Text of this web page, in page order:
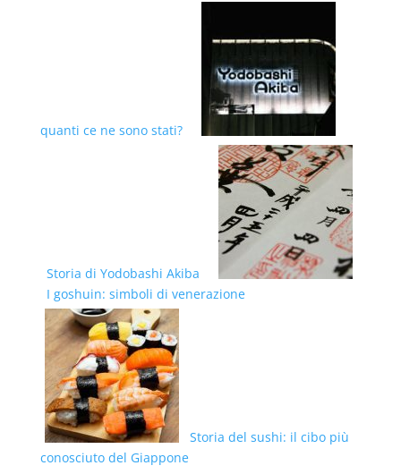
quanti ce ne sono stati?
Storia di Yodobashi Akiba
I goshuin: simboli di venerazione
Storia del sushi: il cibo più
conosciuto del Giappone